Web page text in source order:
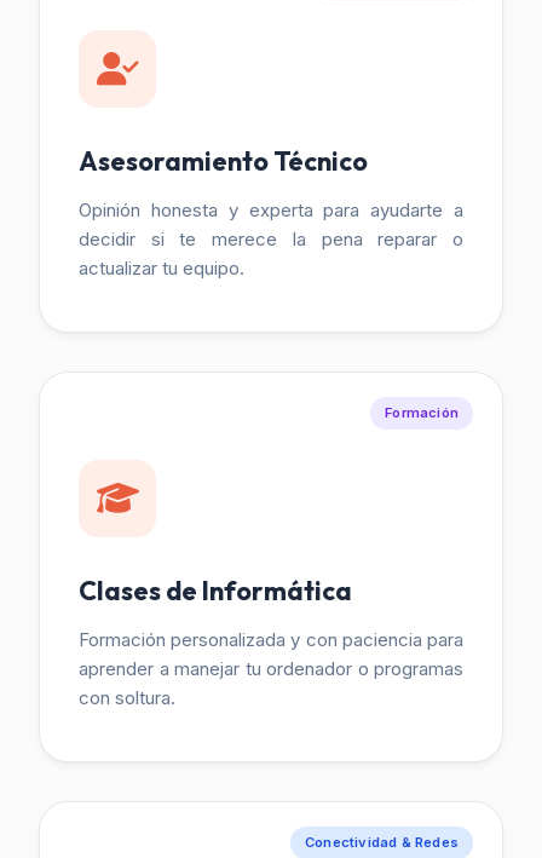
Asesoramiento Técnico
Opinión honesta y experta para ayudarte a
decidir si te merece la pena reparar o
actualizar tu equipo.
Formación
Clases de Informática
Formación personalizada y con paciencia para
aprender a manejar tu ordenador o programas
con soltura.
Conectividad & Redes